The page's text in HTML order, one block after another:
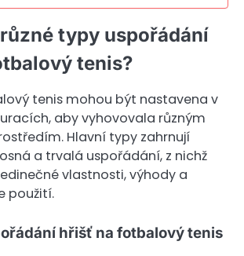
typy uspořádání
tenis?
tenis mohou být nastavena v
aby vyhovovala různým
Hlavní typy zahrnují
a trvalá uspořádání, z nichž
vlastnosti, výhody a
použití.
hřišť na fotbalový tenis